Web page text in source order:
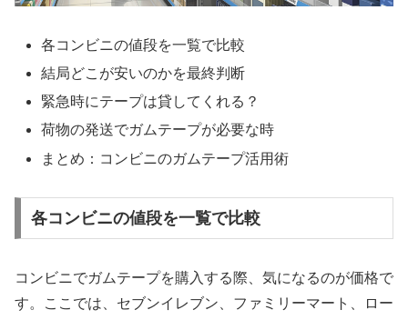
各コンビニの値段を一覧で比較
結局どこが安いのかを最終判断
緊急時にテープは貸してくれる？
荷物の発送でガムテープが必要な時
まとめ：コンビニのガムテープ活用術
各コンビニの値段を一覧で比較
コンビニでガムテープを購入する際、気になるのが価格で
す。ここでは、セブンイレブン、ファミリーマート、ロー